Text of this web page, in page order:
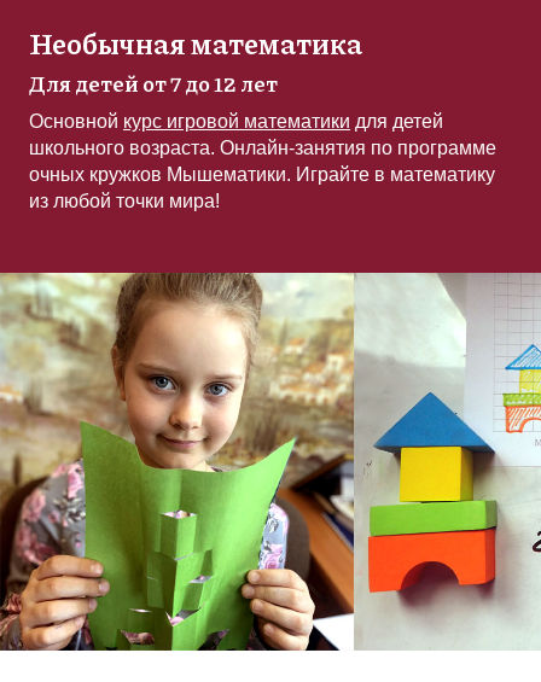
Необычная математика
Для детей от 7 до 12 лет
Основной курс игровой математики для детей
школьного возраста. Онлайн-занятия по программе
очных кружков Мышематики. Играйте в математику
из любой точки мира!